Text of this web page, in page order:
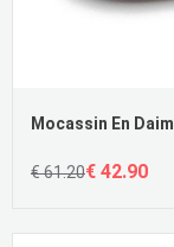
€ 61.20€ 42.90